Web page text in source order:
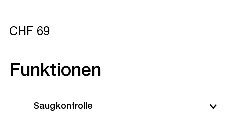
CHF 69
Funktionen
Saugkontrolle